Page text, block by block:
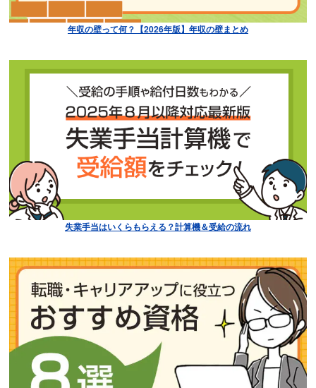
年収の壁って何？【2026年版】年収の壁まとめ
失業手当はいくらもらえる？計算機＆受給の流れ